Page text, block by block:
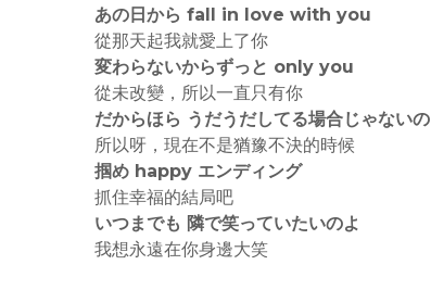
あの日から fall in love with you
從那天起我就愛上了你
変わらないからずっと only you
從未改變，所以一直只有你
だからほら うだうだしてる場合じゃないの
所以呀，現在不是猶豫不決的時候
掴め happy エンディング
抓住幸福的結局吧
いつまでも 隣で笑っていたいのよ
我想永遠在你身邊大笑